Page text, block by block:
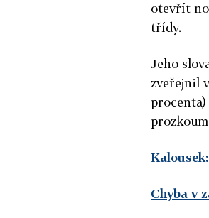
otevřít
třídy.
Jeho
zveřejnil
Chyba v